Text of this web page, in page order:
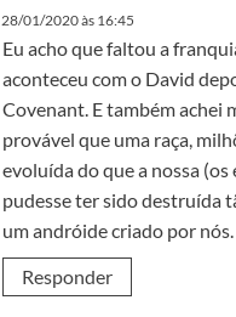
28/01/2020 às 16:45
Eu acho que faltou a
aconteceu com o David
Covenant. E também achei
provável que uma raça,
evoluída do que a nossa (os
pudesse ter sido destruída
um andróide criado por nós.
Responder